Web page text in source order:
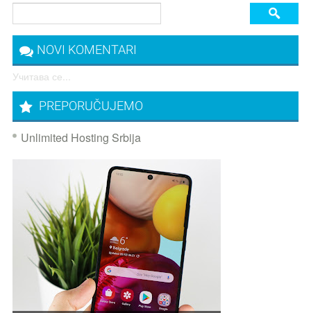
NOVI KOMENTARI
Учитава се...
PREPORUČUJEMO
Unlimited Hosting Srbija